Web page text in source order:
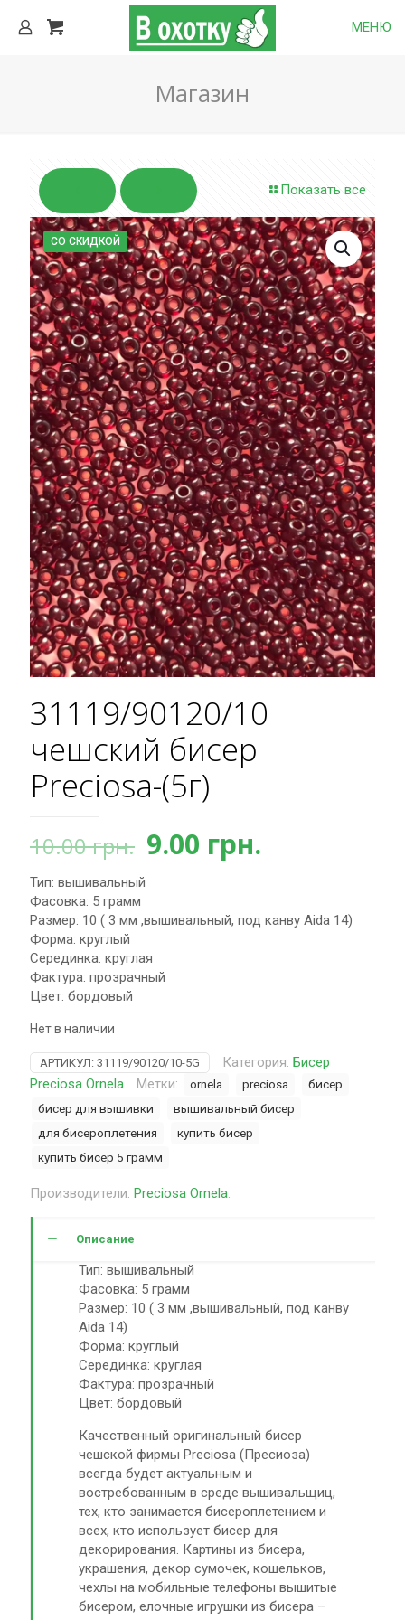
МЕНЮ
Магазин
Показать все
СО СКИДКОЙ
31119/90120/10
чешский бисер
Preciosa-(5г)
10.00грн. Первоначальная
10.00 грн..
9.00 грн.
Тип: вышивальный
Фасовка: 5 грамм
Размер: 10 ( 3 мм ,вышивальный, под канву Aida 14)
Форма: круглый
Серединка: круглая
Фактура: прозрачный
Цвет: бордовый
Нет в наличии
АРТИКУЛ: 31119/90120/10-5G Категория: Бисер
Preciosa Ornela
Метки: ornela preciosa
бисер
бисер для вышивки
вышивальный бисер
для бисероплетения
купить бисер
купить бисер 5 грамм
Производители: Preciosa Ornela.
Описание
Тип: вышивальный
Фасовка: 5 грамм
Размер: 10 ( 3 мм ,вышивальный, под канву
Aida 14)
Форма: круглый
Серединка: круглая
Фактура: прозрачный
Цвет: бордовый
Качественный оригинальный бисер
чешской фирмы Preciosa (Пресиоза)
всегда будет актуальным и
востребованным в среде вышивальщиц,
тех, кто занимается бисероплетением и
всех, кто использует бисер для
декорирования. Картины из бисера,
украшения, декор сумочек, кошельков,
чехлы на мобильные телефоны вышитые
бисером, елочные игрушки из бисера –